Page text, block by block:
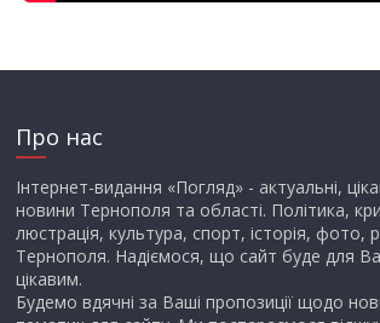
Про нас
Інтернет-видання «Погляд» - актуальні,
новини Тернополя та області. Політика,
люстрація, культура, спорт, історія, фото,
Тернополя. Надіємося, що сайт буде для
цікавим.
Будемо вдячні за Ваші пропозиції щодо